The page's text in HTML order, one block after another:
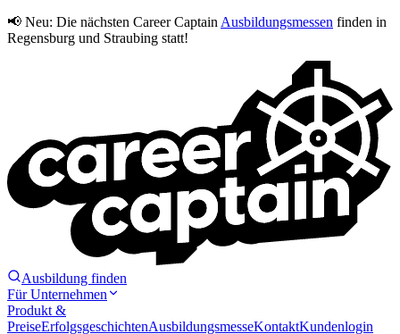
📢 Neu: Die nächsten Career Captain Ausbildungsmessen finden in
Regensburg und Straubing statt!
Ausbildung finden
Für Unternehmen
Produkt &
PreiseErfolgsgeschichtenAusbildungsmesseKontaktKundenlogin